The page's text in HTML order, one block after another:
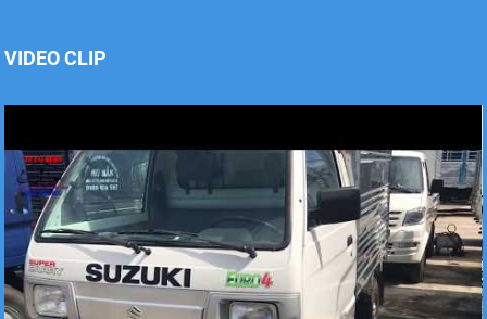
Xe tải Foton 990kg
Xe tải Foton 990kg
VIDEO CLIP